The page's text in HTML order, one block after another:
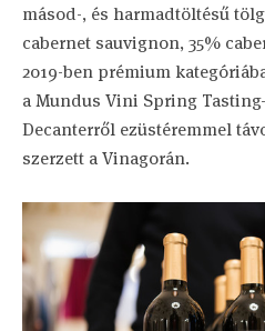
másod-, és harmadtöltésű
cabernet sauvignon, 35%
2019-ben prémium
a Mundus Vini Spring
Decanterről ezüstéremmel
szerzett a Vinagorán.